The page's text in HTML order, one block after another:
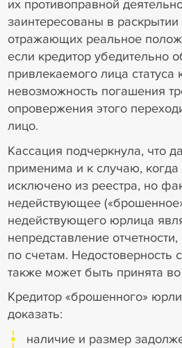
их противоправной
заинтересованы в раскрытии
отражающих реальное
если кредитор убедительно
привлекаемого лица
невозможность погашения
опровержения этого
лицо.
Кассация подчеркнула, что
применима и к случаю,
исключено из реестра, но
недействующее
недействующего юрлица
непредставление
по счетам. Недостоверность
также может быть принята
Кредитор «брошенного»
доказать:
наличие и размер